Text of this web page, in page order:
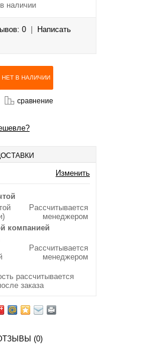
наличии
0
Написать
сравнение
Изменить
Рассчитывается
менеджером
компанией
Рассчитывается
менеджером
рассчитывается
заказа
(0)